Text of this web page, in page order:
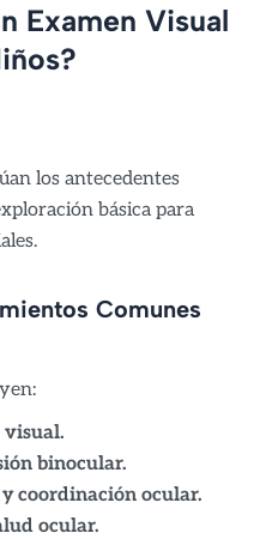
Examen Visual
los antecedentes
básica para
Comunes
visual.
binocular.
coordinación ocular.
ocular.